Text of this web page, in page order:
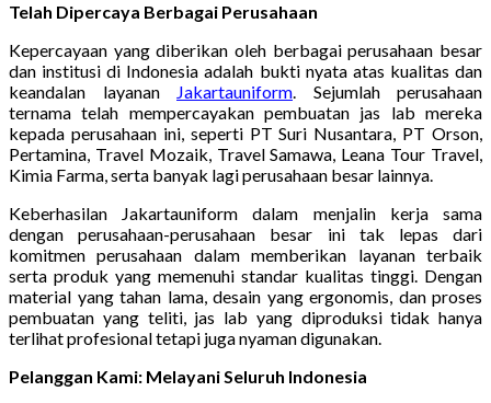
Telah Dipercaya Berbagai Perusahaan
Kepercayaan yang diberikan oleh berbagai perusahaan besar
dan institusi di Indonesia adalah bukti nyata atas kualitas dan
keandalan layanan Jakartauniform. Sejumlah perusahaan
ternama telah mempercayakan pembuatan jas lab mereka
kepada perusahaan ini, seperti PT Suri Nusantara, PT Orson,
Pertamina, Travel Mozaik, Travel Samawa, Leana Tour Travel,
Kimia Farma, serta banyak lagi perusahaan besar lainnya.
Keberhasilan Jakartauniform dalam menjalin kerja sama
dengan perusahaan-perusahaan besar ini tak lepas dari
komitmen perusahaan dalam memberikan layanan terbaik
serta produk yang memenuhi standar kualitas tinggi. Dengan
material yang tahan lama, desain yang ergonomis, dan proses
pembuatan yang teliti, jas lab yang diproduksi tidak hanya
terlihat profesional tetapi juga nyaman digunakan.
Pelanggan Kami: Melayani Seluruh Indonesia